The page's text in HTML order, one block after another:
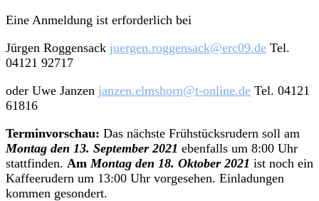
Eine Anmeldung ist erforderlich bei
Jürgen Roggensack juergen.roggensack@erc09.de Tel.
04121 92717
oder Uwe Janzen janzen.elmshorn@t-online.de Tel. 04121
61816
Terminvorschau: Das nächste Frühstücksrudern soll am
Montag den 13. September 2021 ebenfalls um 8:00 Uhr
stattfinden. Am Montag den 18. Oktober 2021 ist noch ein
Kaffeerudern um 13:00 Uhr vorgesehen. Einladungen
kommen gesondert.